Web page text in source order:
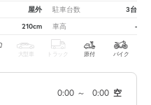
屋外 駐車台数 3台
210cm 車高 -
大型車 トラック 原付 バイク
0:00 ～ 0:00 空